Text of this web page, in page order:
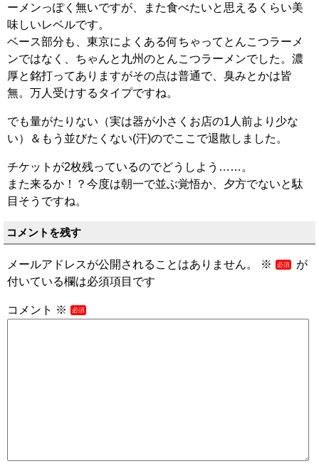
ーメンっぽく無いですが、また食べたいと思えるくらい美
味しいレベルです。
ベース部分も、東京によくある何ちゃってとんこつラーメ
ンではなく、ちゃんと九州のとんこつラーメンでした。濃
厚と銘打ってありますがその点は普通で、臭みとかは皆
無。万人受けするタイプですね。
でも量がたりない（実は器が小さくお店の1人前より少な
い）＆もう並びたくない(汗)のでここで退散しました。
チケットが2枚残っているのでどうしよう……。
また来るか！？今度は朝一で並ぶ覚悟か、夕方でないと駄
目そうですね。
コメントを残す
メールアドレスが公開されることはありません。 ※
が
付いている欄は必須項目です
コメント ※